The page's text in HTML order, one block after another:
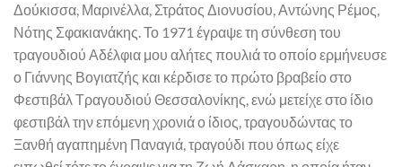
Δούκισσα, Μαρινέλλα, Στράτος Διονυσίου, Αντώνης Ρέμος,
Νότης Σφακιανάκης. Το 1971 έγραψε τη σύνθεση του
τραγουδιού Αδέλφια μου αλήτες πουλιά το οποίο ερμήνευσε
ο Γιάννης Βογιατζής και κέρδισε το πρώτο βραβείο στο
Φεστιβάλ Τραγουδιού Θεσσαλονίκης, ενώ μετείχε στο ίδιο
φεστιβάλ την επόμενη χρονιά ο ίδιος, τραγουδώντας το
Ξανθή αγαπημένη Παναγιά, τραγούδι που όπως είχε